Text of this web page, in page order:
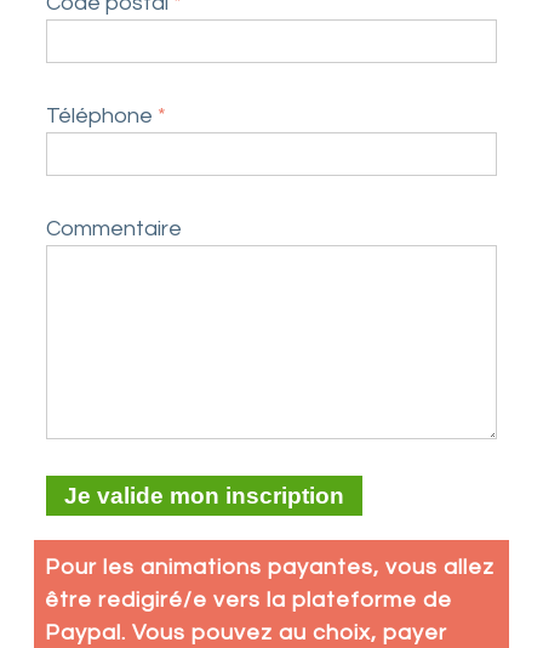
Téléphone *
Commentaire
Pour les animations payantes, vous allez
être redigiré/e vers la plateforme de
Paypal. Vous pouvez au choix, payer